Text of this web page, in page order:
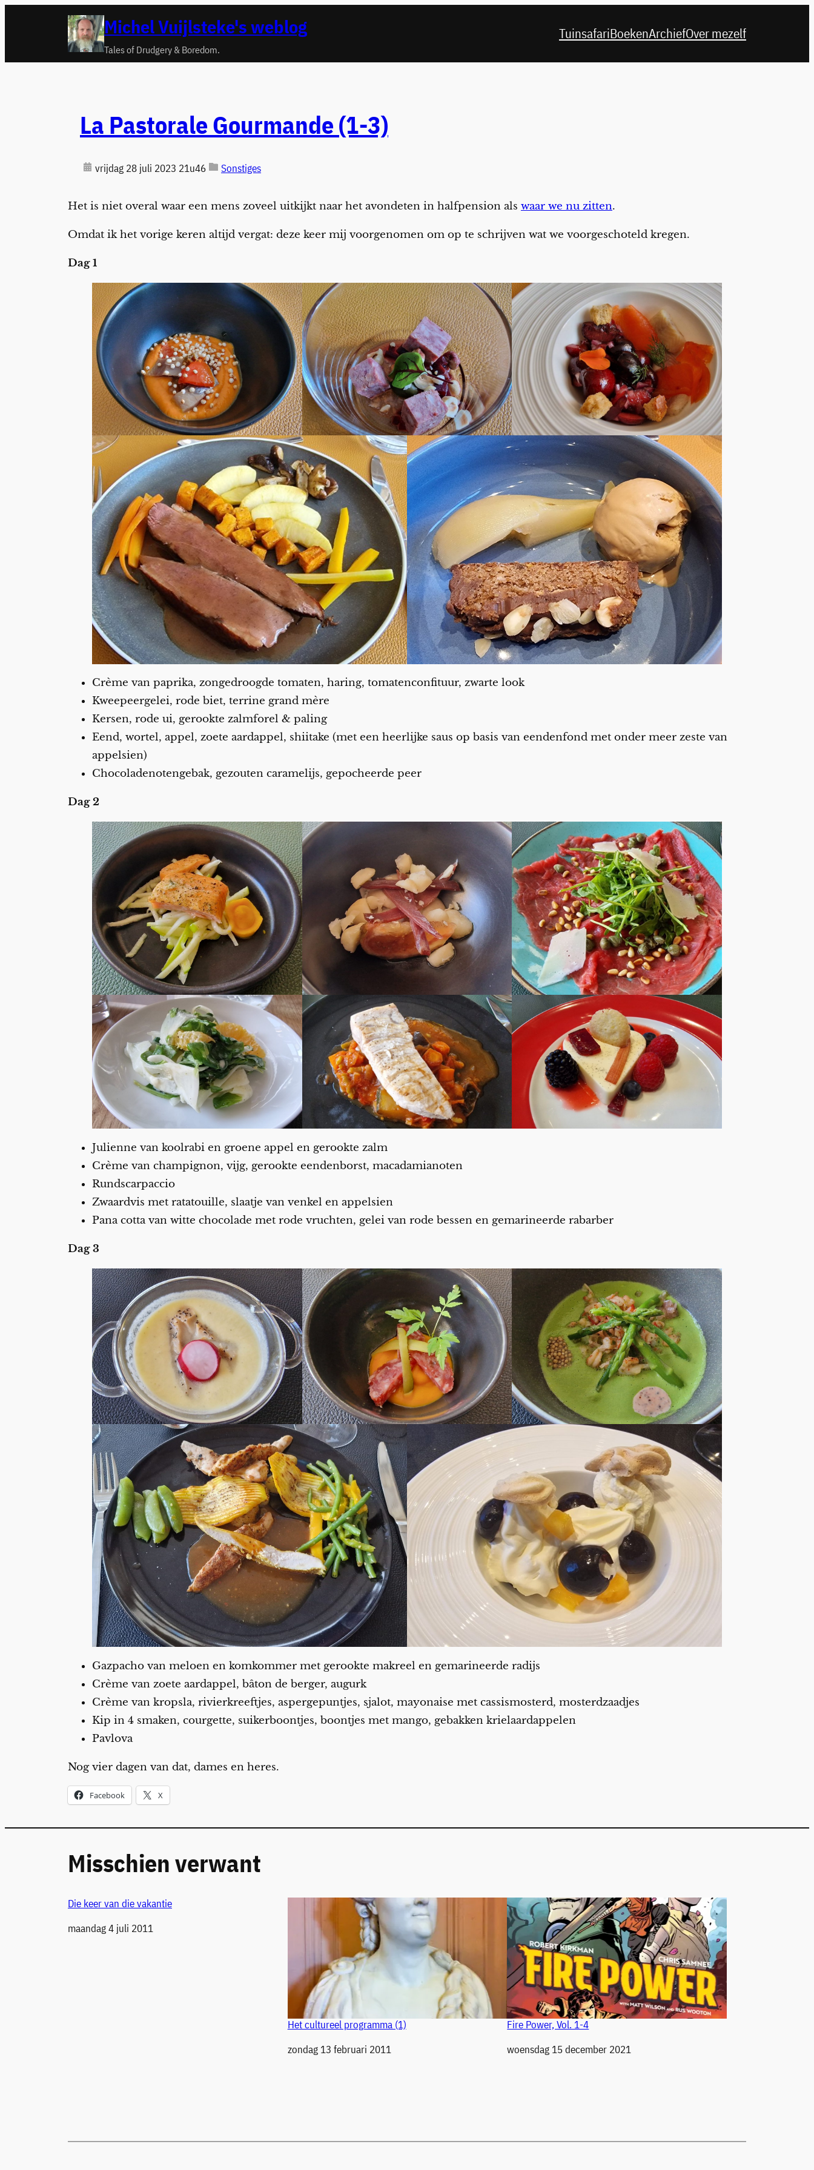
Michel Vuijlsteke's weblog
Tales of Drudgery & Boredom.
TuinsafariBoekenArchiefOver mezelf
La Pastorale Gourmande (1-3)
vrijdag 28 juli 2023 21u46 Sonstiges
Het is niet overal waar een mens zoveel uitkijkt naar het avondeten in halfpension als waar we nu zitten.
Omdat ik het vorige keren altijd vergat: deze keer mij voorgenomen om op te schrijven wat we voorgeschoteld kregen.
Dag 1
Crème van paprika, zongedroogde tomaten, haring, tomatenconfituur, zwarte look
Kweepeergelei, rode biet, terrine grand mère
Kersen, rode ui, gerookte zalmforel & paling
Eend, wortel, appel, zoete aardappel, shiitake (met een heerlijke saus op basis van eendenfond met onder meer zeste van
appelsien)
Chocoladenotengebak, gezouten caramelijs, gepocheerde peer
Dag 2
Julienne van koolrabi en groene appel en gerookte zalm
Crème van champignon, vijg, gerookte eendenborst, macadamianoten
Rundscarpaccio
Zwaardvis met ratatouille, slaatje van venkel en appelsien
Pana cotta van witte chocolade met rode vruchten, gelei van rode bessen en gemarineerde rabarber
Dag 3
Gazpacho van meloen en komkommer met gerookte makreel en gemarineerde radijs
Crème van zoete aardappel, bâton de berger, augurk
Crème van kropsla, rivierkreeftjes, aspergepuntjes, sjalot, mayonaise met cassismosterd, mosterdzaadjes
Kip in 4 smaken, courgette, suikerboontjes, boontjes met mango, gebakken krielaardappelen
Pavlova
Nog vier dagen van dat, dames en heres.
Facebook X
Misschien verwant
Die keer van die vakantie
Datum
maandag 4 juli 2011
Het cultureel programma (1)
Datum
zondag 13 februari 2011
Fire Power, Vol. 1-4
Datum
woensdag 15 december 2021